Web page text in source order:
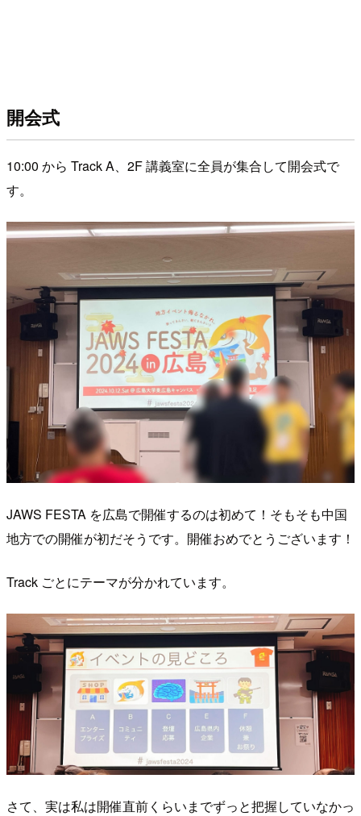
開会式
10:00 から Track A、2F 講義室に全員が集合して開会式で
す。
JAWS FESTA を広島で開催するのは初めて！そもそも中国
地方での開催が初だそうです。開催おめでとうございます！
Track ごとにテーマが分かれています。
さて、実は私は開催直前くらいまでずっと把握していなかっ